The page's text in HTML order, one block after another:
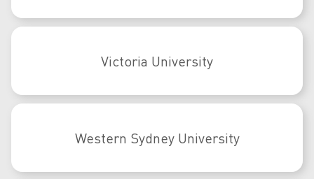
Victoria University
Western Sydney University